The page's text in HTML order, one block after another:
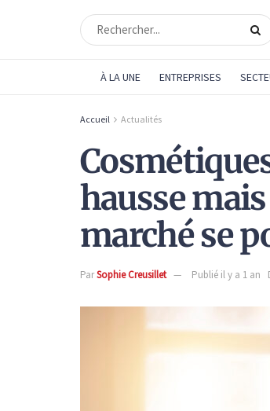
À LA UNE ENTREPRISES
Accueil Actualités
hausse
marché se
ParSophie Creusillet Publié il y a 1 an